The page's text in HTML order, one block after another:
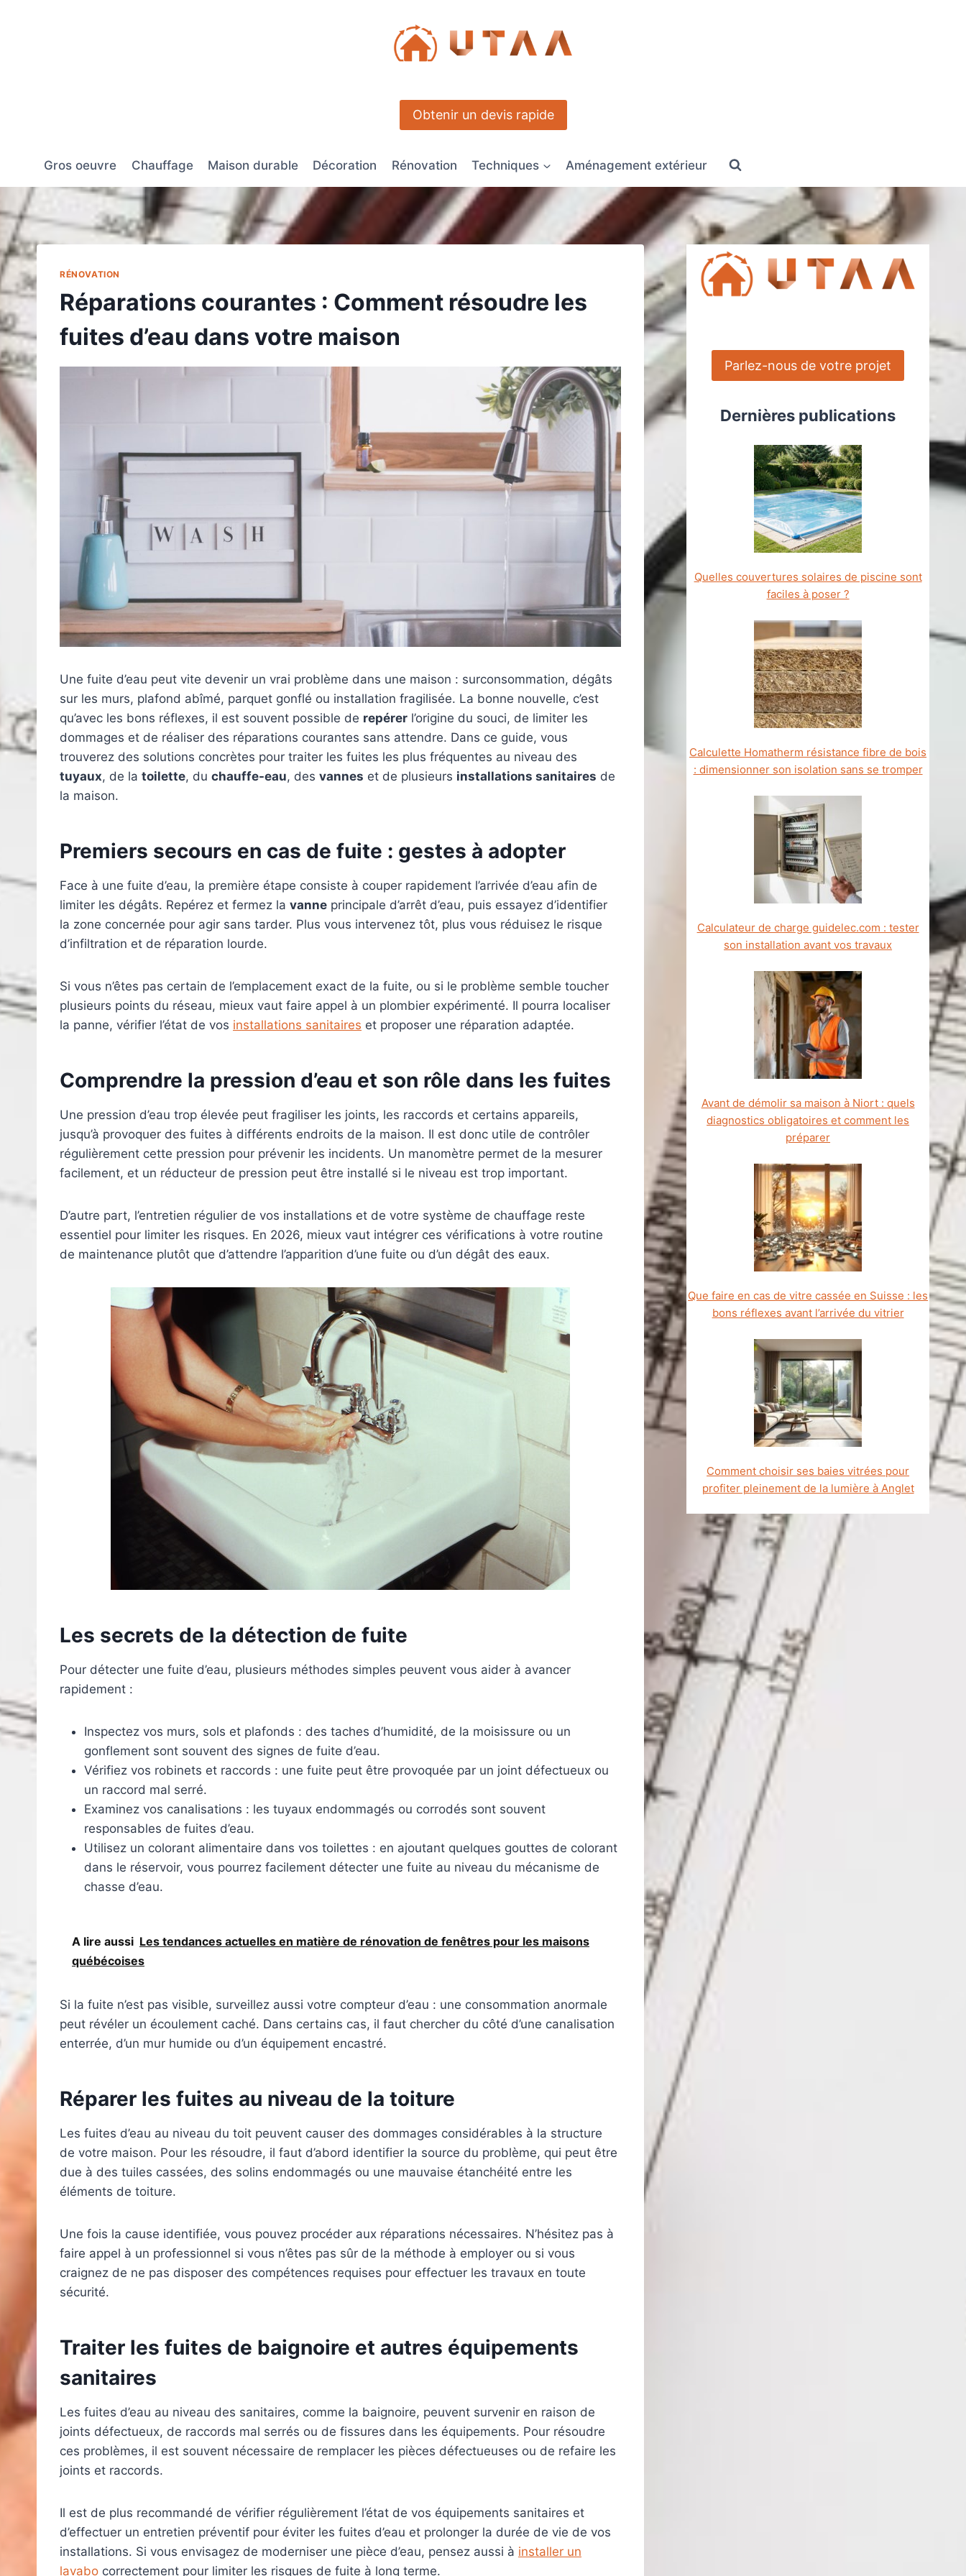
Obtenir un devis rapide
Gros oeuvre Chauffage Maison durable Décoration Rénovation Techniques Aménagement extérieur
RÉNOVATION
Réparations courantes : Comment résoudre les
fuites d’eau dans votre maison
Une fuite d’eau peut vite devenir un vrai problème dans une maison : surconsommation, dégâts
sur les murs, plafond abîmé, parquet gonflé ou installation fragilisée. La bonne nouvelle, c’est
qu’avec les bons réflexes, il est souvent possible de repérer l’origine du souci, de limiter les
dommages et de réaliser des réparations courantes sans attendre. Dans ce guide, vous
trouverez des solutions concrètes pour traiter les fuites les plus fréquentes au niveau des
tuyaux, de la toilette, du chauffe-eau, des vannes et de plusieurs installations sanitaires de
la maison.
Premiers secours en cas de fuite : gestes à adopter
Face à une fuite d’eau, la première étape consiste à couper rapidement l’arrivée d’eau afin de
limiter les dégâts. Repérez et fermez la vanne principale d’arrêt d’eau, puis essayez d’identifier
la zone concernée pour agir sans tarder. Plus vous intervenez tôt, plus vous réduisez le risque
d’infiltration et de réparation lourde.
Si vous n’êtes pas certain de l’emplacement exact de la fuite, ou si le problème semble toucher
plusieurs points du réseau, mieux vaut faire appel à un plombier expérimenté. Il pourra localiser
la panne, vérifier l’état de vos installations sanitaires et proposer une réparation adaptée.
Comprendre la pression d’eau et son rôle dans les fuites
Une pression d’eau trop élevée peut fragiliser les joints, les raccords et certains appareils,
jusqu’à provoquer des fuites à différents endroits de la maison. Il est donc utile de contrôler
régulièrement cette pression pour prévenir les incidents. Un manomètre permet de la mesurer
facilement, et un réducteur de pression peut être installé si le niveau est trop important.
D’autre part, l’entretien régulier de vos installations et de votre système de chauffage reste
essentiel pour limiter les risques. En 2026, mieux vaut intégrer ces vérifications à votre routine
de maintenance plutôt que d’attendre l’apparition d’une fuite ou d’un dégât des eaux.
Les secrets de la détection de fuite
Pour détecter une fuite d’eau, plusieurs méthodes simples peuvent vous aider à avancer
rapidement :
Inspectez vos murs, sols et plafonds : des taches d’humidité, de la moisissure ou un
gonflement sont souvent des signes de fuite d’eau.
Vérifiez vos robinets et raccords : une fuite peut être provoquée par un joint défectueux ou
un raccord mal serré.
Examinez vos canalisations : les tuyaux endommagés ou corrodés sont souvent
responsables de fuites d’eau.
Utilisez un colorant alimentaire dans vos toilettes : en ajoutant quelques gouttes de colorant
dans le réservoir, vous pourrez facilement détecter une fuite au niveau du mécanisme de
chasse d’eau.
A lire aussi Les tendances actuelles en matière de rénovation de fenêtres pour les maisons
québécoises
Si la fuite n’est pas visible, surveillez aussi votre compteur d’eau : une consommation anormale
peut révéler un écoulement caché. Dans certains cas, il faut chercher du côté d’une canalisation
enterrée, d’un mur humide ou d’un équipement encastré.
Réparer les fuites au niveau de la toiture
Les fuites d’eau au niveau du toit peuvent causer des dommages considérables à la structure
de votre maison. Pour les résoudre, il faut d’abord identifier la source du problème, qui peut être
due à des tuiles cassées, des solins endommagés ou une mauvaise étanchéité entre les
éléments de toiture.
Une fois la cause identifiée, vous pouvez procéder aux réparations nécessaires. N’hésitez pas à
faire appel à un professionnel si vous n’êtes pas sûr de la méthode à employer ou si vous
craignez de ne pas disposer des compétences requises pour effectuer les travaux en toute
sécurité.
Traiter les fuites de baignoire et autres équipements
sanitaires
Les fuites d’eau au niveau des sanitaires, comme la baignoire, peuvent survenir en raison de
joints défectueux, de raccords mal serrés ou de fissures dans les équipements. Pour résoudre
ces problèmes, il est souvent nécessaire de remplacer les pièces défectueuses ou de refaire les
joints et raccords.
Il est de plus recommandé de vérifier régulièrement l’état de vos équipements sanitaires et
d’effectuer un entretien préventif pour éviter les fuites d’eau et prolonger la durée de vie de vos
installations. Si vous envisagez de moderniser une pièce d’eau, pensez aussi à installer un
lavabo correctement pour limiter les risques de fuite à long terme.
Parlez-nous de votre projet
Dernières publications
Quelles couvertures solaires de piscine sont
faciles à poser ?
Calculette Homatherm résistance fibre de bois
: dimensionner son isolation sans se tromper
Calculateur de charge guidelec.com : tester
son installation avant vos travaux
Avant de démolir sa maison à Niort : quels
diagnostics obligatoires et comment les
préparer
Que faire en cas de vitre cassée en Suisse : les
bons réflexes avant l’arrivée du vitrier
Comment choisir ses baies vitrées pour
profiter pleinement de la lumière à Anglet